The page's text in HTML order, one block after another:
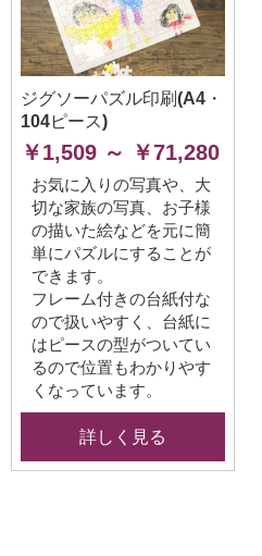
ジグソーパズル印刷(A4・
104ピース)
￥1,509 ～ ￥71,280
お気に入りの写真や、大
切な家族の写真、お子様
の描いた絵などを元に簡
単にパズルにすることが
できます。
フレーム付きの台紙付な
ので扱いやすく、台紙に
はピースの型がついてい
るので位置もわかりやす
くなっています。
詳しく見る